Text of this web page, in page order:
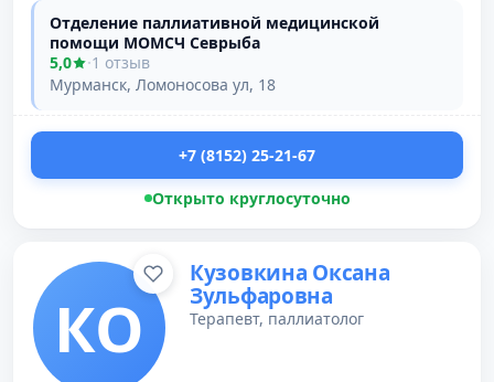
Отделение паллиативной медицинской
помощи МОМСЧ Севрыба
5,0
·1 отзыв
Мурманск, Ломоносова ул, 18
+7 (8152) 25-21-67
Открыто круглосуточно
КО
Кузовкина Оксана
Зульфаровна
Терапевт, паллиатолог